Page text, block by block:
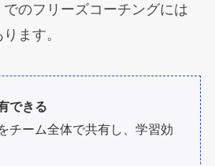
のフリーズコーチングには
ます。
できる
チーム全体で共有し、学習効